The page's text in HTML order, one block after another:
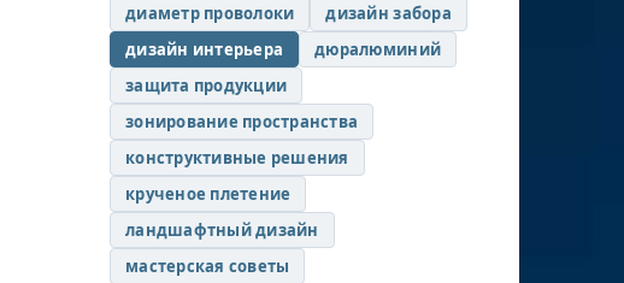
диаметр проволоки
дизайн забора
дизайн интерьера
дюралюминий
защита продукции
зонирование пространства
конструктивные решения
крученое плетение
ландшафтный дизайн
мастерская советы